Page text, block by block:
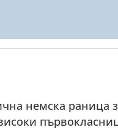
немска раница